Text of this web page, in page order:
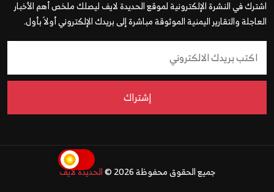
اشترك في النشرة الإلكترونية لموقع الحديدة لايف ليصلك ملخص أهم الأخبار
العاجلة والتقارير اليمنية الموثوقة مباشرة إلى بريدك الإلكتروني أولاً بأول.
إشتراك
جميع الحقوق محفوظة 2026 © الحديدة لايف